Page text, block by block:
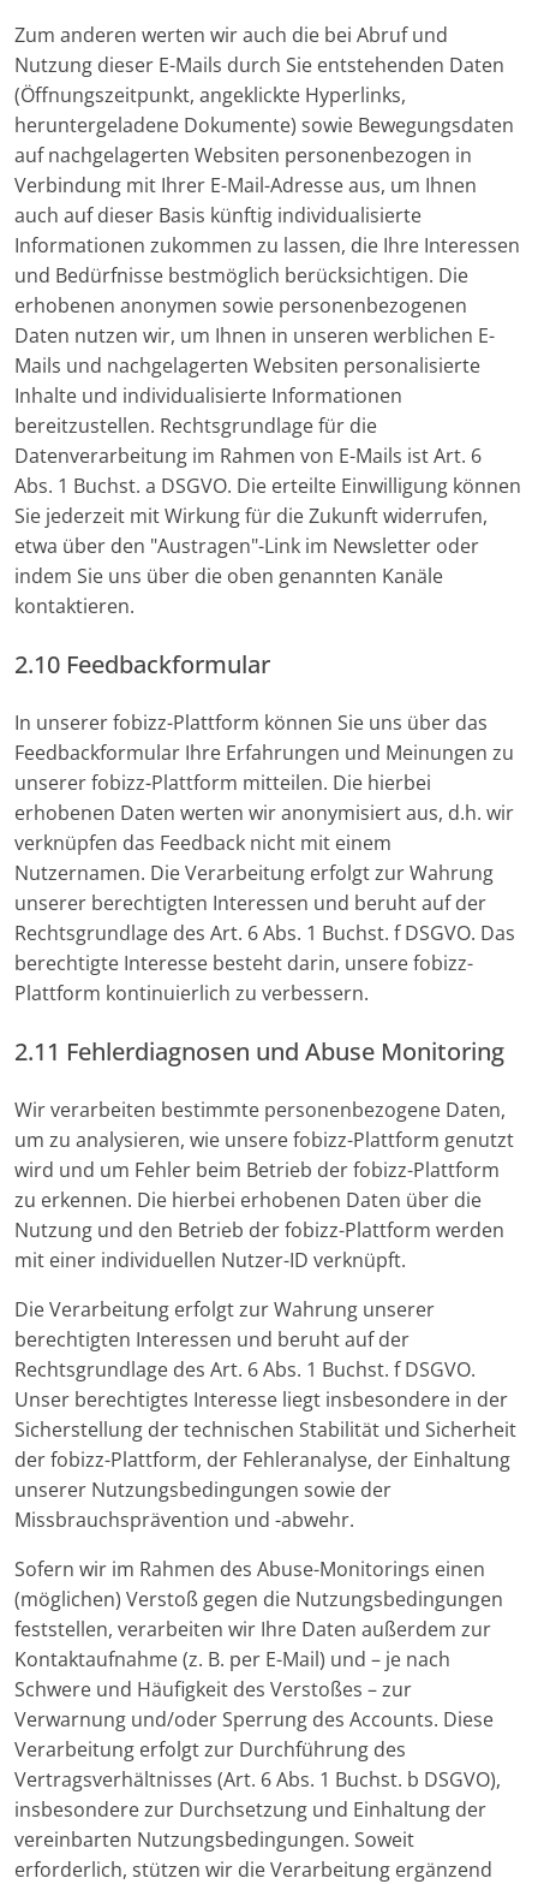
Zum anderen werten wir auch die bei Abruf und
Nutzung dieser E-Mails durch Sie entstehenden Daten
(Öffnungszeitpunkt, angeklickte Hyperlinks,
heruntergeladene Dokumente) sowie Bewegungsdaten
auf nachgelagerten Websiten personenbezogen in
Verbindung mit Ihrer E-Mail-Adresse aus, um Ihnen
auch auf dieser Basis künftig individualisierte
Informationen zukommen zu lassen, die Ihre Interessen
und Bedürfnisse bestmöglich berücksichtigen. Die
erhobenen anonymen sowie personenbezogenen
Daten nutzen wir, um Ihnen in unseren werblichen E-
Mails und nachgelagerten Websiten personalisierte
Inhalte und individualisierte Informationen
bereitzustellen. Rechtsgrundlage für die
Datenverarbeitung im Rahmen von E-Mails ist Art. 6
Abs. 1 Buchst. a DSGVO. Die erteilte Einwilligung können
Sie jederzeit mit Wirkung für die Zukunft widerrufen,
etwa über den "Austragen"-Link im Newsletter oder
indem Sie uns über die oben genannten Kanäle
kontaktieren.
2.10 Feedbackformular
In unserer fobizz-Plattform können Sie uns über das
Feedbackformular Ihre Erfahrungen und Meinungen zu
unserer fobizz-Plattform mitteilen. Die hierbei
erhobenen Daten werten wir anonymisiert aus, d.h. wir
verknüpfen das Feedback nicht mit einem
Nutzernamen. Die Verarbeitung erfolgt zur Wahrung
unserer berechtigten Interessen und beruht auf der
Rechtsgrundlage des Art. 6 Abs. 1 Buchst. f DSGVO. Das
berechtigte Interesse besteht darin, unsere fobizz-
Plattform kontinuierlich zu verbessern.
2.11 Fehlerdiagnosen und Abuse Monitoring
Wir verarbeiten bestimmte personenbezogene Daten,
um zu analysieren, wie unsere fobizz-Plattform genutzt
wird und um Fehler beim Betrieb der fobizz-Plattform
zu erkennen. Die hierbei erhobenen Daten über die
Nutzung und den Betrieb der fobizz-Plattform werden
mit einer individuellen Nutzer-ID verknüpft.
Die Verarbeitung erfolgt zur Wahrung unserer
berechtigten Interessen und beruht auf der
Rechtsgrundlage des Art. 6 Abs. 1 Buchst. f DSGVO.
Unser berechtigtes Interesse liegt insbesondere in der
Sicherstellung der technischen Stabilität und Sicherheit
der fobizz-Plattform, der Fehleranalyse, der Einhaltung
unserer Nutzungsbedingungen sowie der
Missbrauchsprävention und -abwehr.
Sofern wir im Rahmen des Abuse-Monitorings einen
(möglichen) Verstoß gegen die Nutzungsbedingungen
feststellen, verarbeiten wir Ihre Daten außerdem zur
Kontaktaufnahme (z. B. per E-Mail) und – je nach
Schwere und Häufigkeit des Verstoßes – zur
Verwarnung und/oder Sperrung des Accounts. Diese
Verarbeitung erfolgt zur Durchführung des
Vertragsverhältnisses (Art. 6 Abs. 1 Buchst. b DSGVO),
insbesondere zur Durchsetzung und Einhaltung der
vereinbarten Nutzungsbedingungen. Soweit
erforderlich, stützen wir die Verarbeitung ergänzend